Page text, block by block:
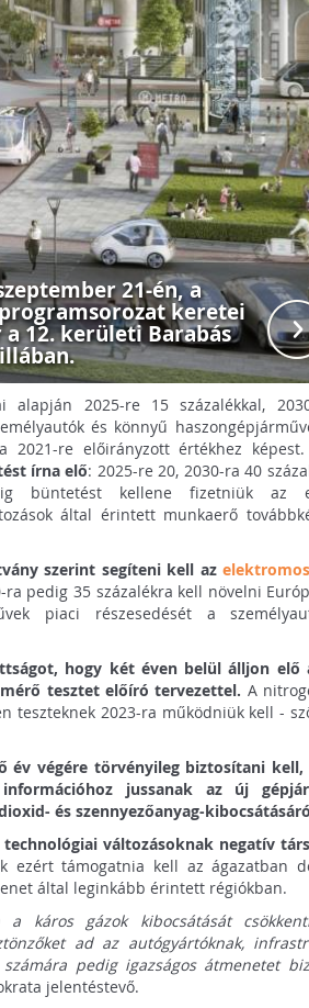
21-én, a
keretei
12. kerületi Barabás
alapján 2025-re 15 százalékkal,
és könnyű
2021-re előirányzott értékhez
írna elő: 2025-re 20, 2030-ra 40
büntetést kellene fizetniük az
által érintett munkaerő
szerint segíteni kell az
ra pedig 35 százalékra kell növelni
piaci részesedését a
hogy két éven belül álljon elő
tesztet előíró tervezettel. A
teszteknek 2023-ra működniük kell -
év végére törvényileg biztosítani kell,
jussanak az új
és szennyezőanyag-
változásoknak negatív
ezért támogatnia kell az ágazatban
által leginkább érintett régiókban.
a káros gázok kibocsátását
ad az autógyártóknak,
pedig igazságos átmenetet
jelentéstevő.